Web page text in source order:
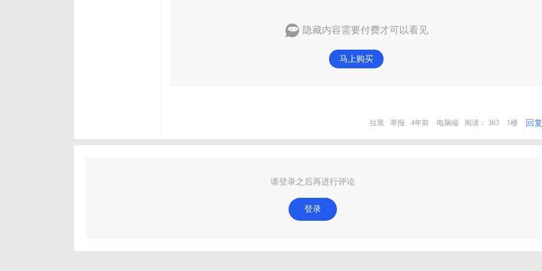
隐藏内容需要付费才可以看见
马上购买
拉黑 举报 4年前 电脑端 阅读： 363 1楼 回复
请登录之后再进行评论
登录